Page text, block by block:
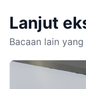
Lanjut
Bacaan lain